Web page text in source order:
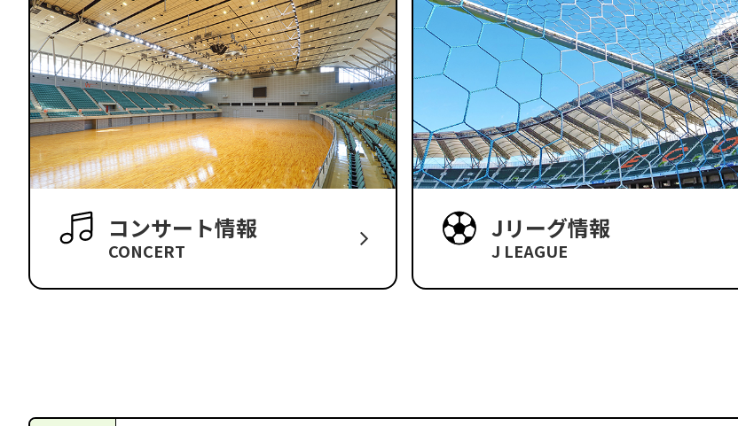
コンサート情報
CONCERT
Jリーグ情報
J LEAGUE